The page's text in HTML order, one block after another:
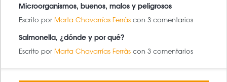
Microorganismos, buenos, malos y peligrosos
Escrito por Marta Chavarrías Ferràs con 3 comentarios
Salmonella, ¿dónde y por qué?
Escrito por Marta Chavarrías Ferràs con 3 comentarios